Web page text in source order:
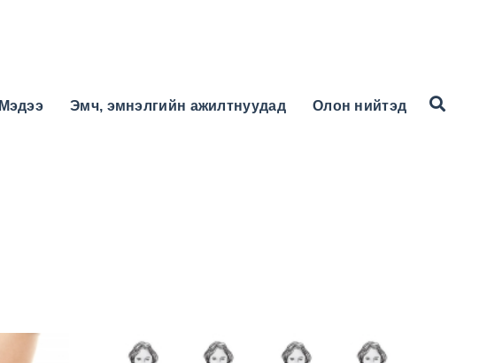
Мэдээ Эмч, эмнэлгийн ажилтнуудад Олон нийтэд